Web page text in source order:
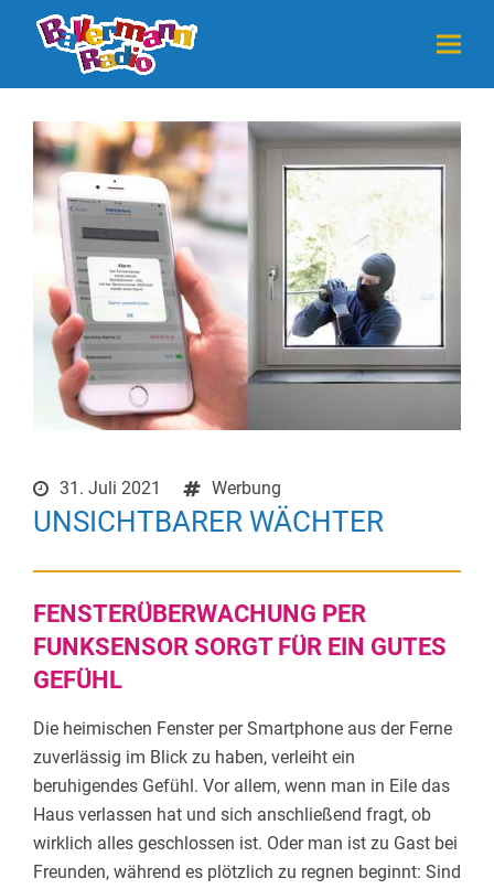
31. Juli 2021 Werbung
UNSICHTBARER WÄCHTER
FENSTERÜBERWACHUNG PER
FUNKSENSOR SORGT FÜR EIN GUTES
GEFÜHL
Die heimischen Fenster per Smartphone aus der Ferne
zuverlässig im Blick zu haben, verleiht ein
beruhigendes Gefühl. Vor allem, wenn man in Eile das
Haus verlassen hat und sich anschließend fragt, ob
wirklich alles geschlossen ist. Oder man ist zu Gast bei
Freunden, während es plötzlich zu regnen beginnt: Sind